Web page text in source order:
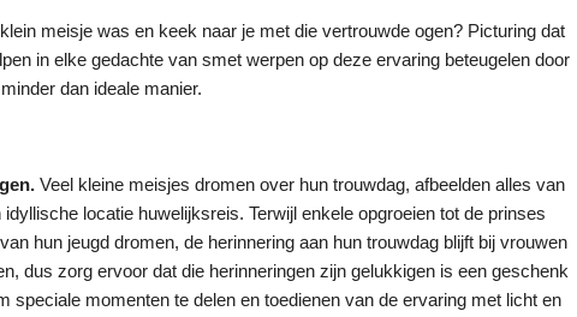
meisje was en keek naar je met die vertrouwde ogen? Picturing dat
in elke gedachte van smet werpen op deze ervaring beteugelen door
dan ideale manier.
Veel kleine meisjes dromen over hun trouwdag, afbeelden alles van
locatie huwelijksreis. Terwijl enkele opgroeien tot de prinses
hun jeugd dromen, de herinnering aan hun trouwdag blijft bij vrouwen
dus zorg ervoor dat die herinneringen zijn gelukkigen is een geschenk
speciale momenten te delen en toedienen van de ervaring met licht en